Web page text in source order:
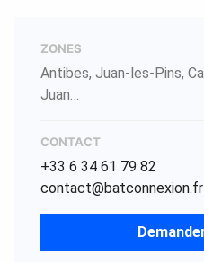
ZONES
Antibes, Juan-les-Pins,
Juan…
CONTACT
+33 6 34 61 79 82
contact@batconnexion.fr